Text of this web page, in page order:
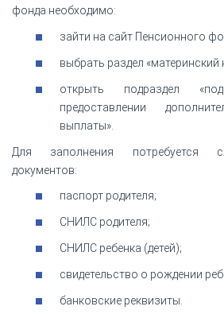
фонда необходимо:
зайти на сайт Пенсионного
выбрать раздел «материнский
открыть подраздел
предоставлении
выплаты».
Для заполнения потребуется
документов:
паспорт родителя;
СНИЛС родителя;
СНИЛС ребенка (детей);
свидетельство о рождении
банковские реквизиты.